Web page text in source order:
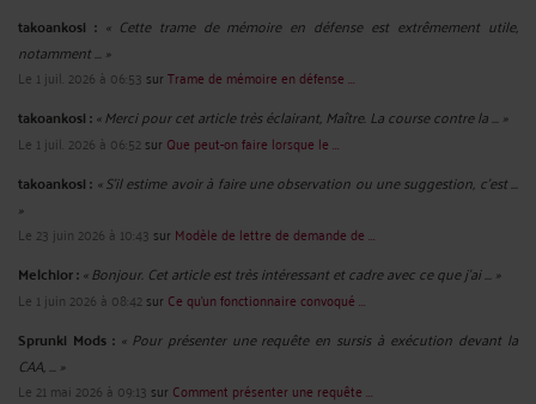
takoankosi : « Cette trame de mémoire en défense est extrêmement utile,
notamment ... »
Le 1 juil. 2026 à 06:53 surTrame de mémoire en défense ...
takoankosi :« Merci pour cet article très éclairant, Maître. La course contre la ... »
Le 1 juil. 2026 à 06:52sur Que peut-on faire lorsque le ...
takoankosi : « S’il estime avoir à faire une observation ou une suggestion, c’est ...
»
Le 23 juin 2026 à 10:43 sur Modèle de lettre de demande de ...
Melchior :« Bonjour. Cet article est très intéressant et cadre avec ce que j'ai ... »
Le 1 juin 2026 à 08:42sur Ce qu’un fonctionnaire convoqué ...
Sprunki Mods : « Pour présenter une requête en sursis à exécution devant la
CAA, ... »
Le 21 mai 2026 à 09:13 sur Comment présenter une requête ...